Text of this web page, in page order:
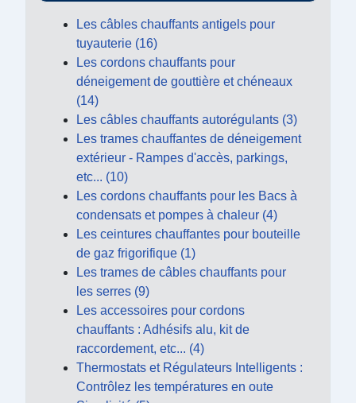
Les câbles chauffants antigels pour
tuyauterie (16)
Les cordons chauffants pour
déneigement de gouttière et chéneaux
(14)
Les câbles chauffants autorégulants (3)
Les trames chauffantes de déneigement
extérieur - Rampes d'accès, parkings,
etc... (10)
Les cordons chauffants pour les Bacs à
condensats et pompes à chaleur (4)
Les ceintures chauffantes pour bouteille
de gaz frigorifique (1)
Les trames de câbles chauffants pour
les serres (9)
Les accessoires pour cordons
chauffants : Adhésifs alu, kit de
raccordement, etc... (4)
Thermostats et Régulateurs Intelligents :
Contrôlez les températures en oute